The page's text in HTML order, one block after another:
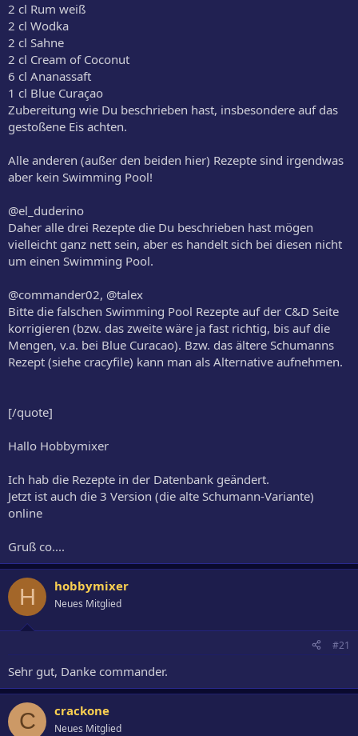
2 cl Rum weiß
2 cl Wodka
2 cl Sahne
2 cl Cream of Coconut
6 cl Ananassaft
1 cl Blue Curaçao
Zubereitung wie Du beschrieben hast, insbesondere auf das
gestoßene Eis achten.
Alle anderen (außer den beiden hier) Rezepte sind irgendwas
aber kein Swimming Pool!
@el_duderino
Daher alle drei Rezepte die Du beschrieben hast mögen
vielleicht ganz nett sein, aber es handelt sich bei diesen nicht
um einen Swimming Pool.
@commander02, @talex
Bitte die falschen Swimming Pool Rezepte auf der C&D Seite
korrigieren (bzw. das zweite wäre ja fast richtig, bis auf die
Mengen, v.a. bei Blue Curacao). Bzw. das ältere Schumanns
Rezept (siehe cracyfile) kann man als Alternative aufnehmen.
[/quote]
Hallo Hobbymixer
Ich hab die Rezepte in der Datenbank geändert.
Jetzt ist auch die 3 Version (die alte Schumann-Variante)
online
Gruß co....
H hobbymixer
Neues Mitglied
#21
Sehr gut, Danke commander.
C crackone
Neues Mitglied